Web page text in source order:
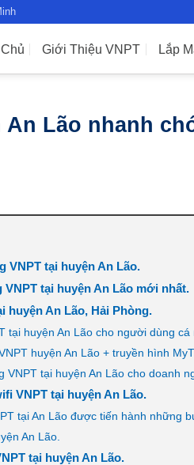
Giới Thiệu VNPT Lắp
An Lão nhanh
VNPT tại huyện An Lão.
tại huyện An Lão mới nhất.
huyện An Lão, Hải Phòng.
tại huyện An Lão cho người dùng cá
huyện An Lão + truyền hình
VNPT tại huyện An Lão cho doanh
VNPT tại huyện An Lão.
tại An Lão được tiến hành những
An Lão.
tại huyện An Lão.